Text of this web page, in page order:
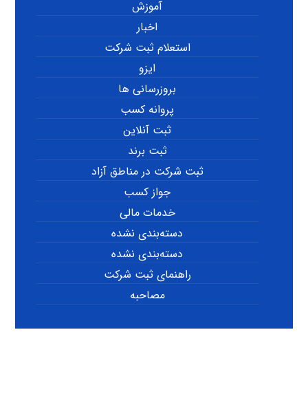
آموزش
اخبار
استعلام ثبت شرکت
ایزو
بروزرسانی ها
پروانه کسب
ثبت آنلاین
ثبت برند
ثبت شرکت در مناطق آزاد
جواز کسب
خدمات مالی
دسته‌بندی نشده
دسته‌بندی نشده
راهنمای ثبت شرکت
مصاحبه